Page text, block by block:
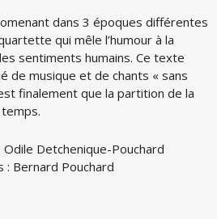
dans 3 époques différentes
qui mêle l’humour à la
sentiments humains. Ce texte
de musique et de chants « sans
finalement que la partition de la
Odile Detchenique-Pouchard
: Bernard Pouchard